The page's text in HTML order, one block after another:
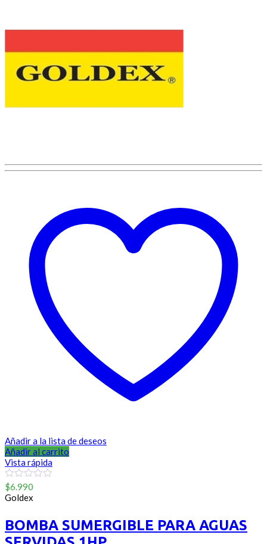
Añadir a la lista de deseos
Añadir al carrito
Vista rápida
0
out
of
$6.990
Goldex
BOMBA SUMERGIBLE PARA AGUAS